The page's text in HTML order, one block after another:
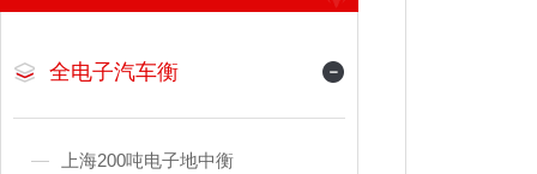
全电子汽车衡
上海200吨电子地中衡